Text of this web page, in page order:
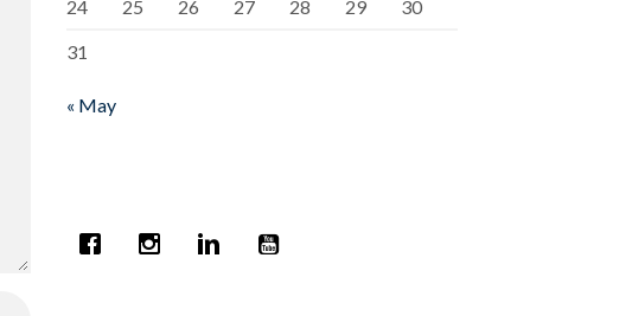
24
25 26 27 28 29
30
31
« May